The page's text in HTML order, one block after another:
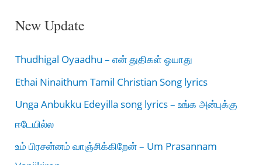
New Update
Thudhigal Oyaadhu – என் துதிகள் ஓயாது
Ethai Ninaithum Tamil Christian Song lyrics
Unga Anbukku Edeyilla song lyrics – உங்க அன்புக்கு
ஈடேயில்ல
உம் பிரசன்னம் வாஞ்சிக்கிறேன் – Um Prasannam